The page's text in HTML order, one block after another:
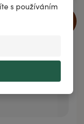
s používáním